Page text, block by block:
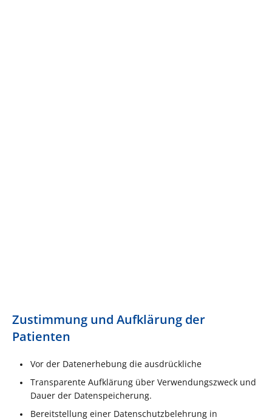
Zustimmung und Aufklärung der
Patienten
Vor der Datenerhebung die ausdrückliche
Transparente Aufklärung über Verwendungszweck und
Dauer der Datenspeicherung.
Bereitstellung einer Datenschutzbelehrung in